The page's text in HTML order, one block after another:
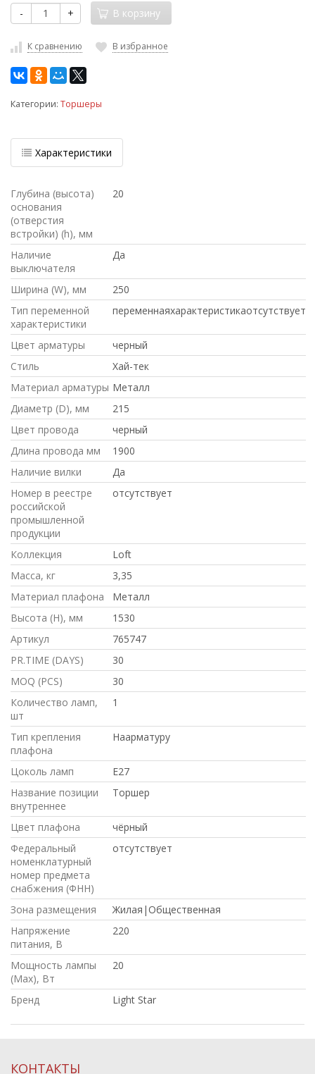
- + В корзину
К сравнению В избранное
Категории: Торшеры
Характеристики
Глубина (высота)
основания
(отверстия
встройки) (h), мм
20
Наличие
выключателя
Да
Ширина (W), мм
250
Тип переменной
характеристики
переменнаяхарактеристикаотсутствует
Цвет арматуры
черный
Стиль
Хай-тек
Материал арматуры Металл
Диаметр (D), мм
215
Цвет провода
черный
Длина провода мм
1900
Наличие вилки
Да
Номер в реестре
российской
промышленной
продукции
отсутствует
Коллекция
Loft
Масса, кг
3,35
Материал плафона
Металл
Высота (H), мм
1530
Артикул
765747
PR.TIME (DAYS)
30
MOQ (PCS)
30
Количество ламп,
шт
1
Тип крепления
плафона
Наарматуру
Цоколь ламп
E27
Название позиции
внутреннее
Торшер
Цвет плафона
чёрный
Федеральный
номенклатурный
номер предмета
снабжения (ФНН)
отсутствует
Зона размещения
Жилая|Общественная
Напряжение
питания, В
220
Мощность лампы
(Max), Вт
20
Бренд Light Star
КОНТАКТЫ